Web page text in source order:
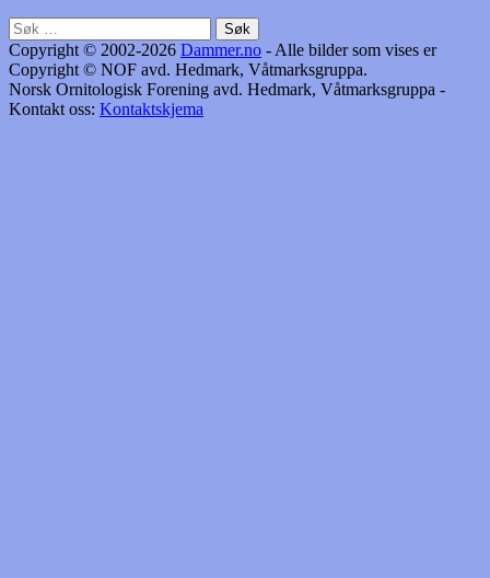
Søk
etter:
Copyright © 2002-2026 Dammer.no - Alle bilder som vises er
Copyright © NOF avd. Hedmark, Våtmarksgruppa.
Norsk Ornitologisk Forening avd. Hedmark, Våtmarksgruppa -
Kontakt oss: Kontaktskjema